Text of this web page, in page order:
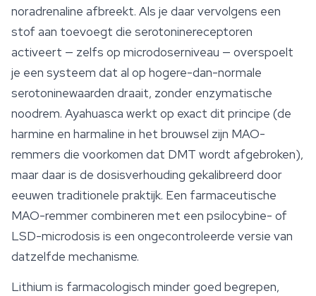
noradrenaline afbreekt. Als je daar vervolgens een
stof aan toevoegt die serotoninereceptoren
activeert — zelfs op microdoserniveau — overspoelt
je een systeem dat al op hogere-dan-normale
serotoninewaarden draait, zonder enzymatische
noodrem. Ayahuasca werkt op exact dit principe (de
harmine en harmaline in het brouwsel zijn MAO-
remmers die voorkomen dat DMT wordt afgebroken),
maar daar is de dosisverhouding gekalibreerd door
eeuwen traditionele praktijk. Een farmaceutische
MAO-remmer combineren met een psilocybine- of
LSD-microdosis is een ongecontroleerde versie van
datzelfde mechanisme.
Lithium is farmacologisch minder goed begrepen,